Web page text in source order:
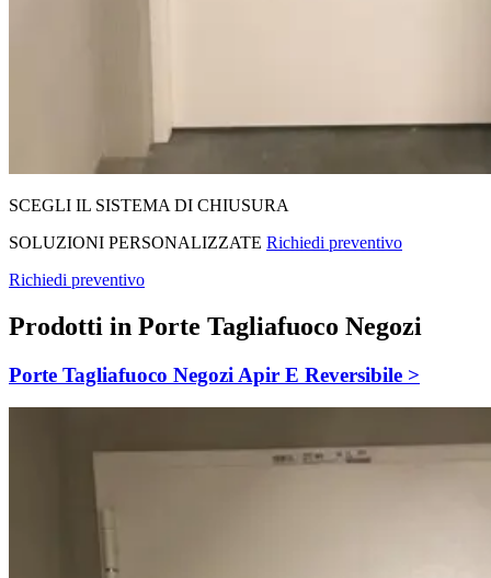
SCEGLI IL SISTEMA DI CHIUSURA
SOLUZIONI PERSONALIZZATE Richiedi preventivo
Richiedi preventivo
Prodotti in Porte Tagliafuoco Negozi
Porte Tagliafuoco Negozi Apir E Reversibile >